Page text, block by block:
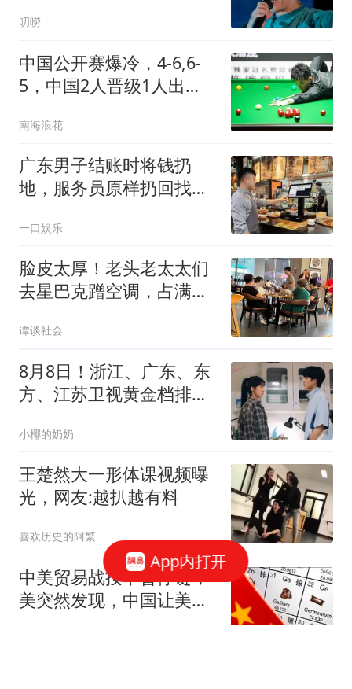
叨唠
中国公开赛爆冷，4-6,6-
5，中国2人晋级1人出
南海浪花
广东男子结账时将钱扔
地，服务员原样扔回找
称其处事得体
一口娱乐
脸皮太厚！老头老太太们
去星巴克蹭空调，占满座
空调还不走人，网友：给
子女丢脸了！
谭谈社会
8月8日！浙江、广东、东
方、江苏卫视黄金档排
小椰的奶奶
王楚然大一形体课视频曝
光，网友:越扒越有料
喜欢历史的阿繁
中美贸易战按下暂停键，
美突然发现，中国让美忌
App内打开